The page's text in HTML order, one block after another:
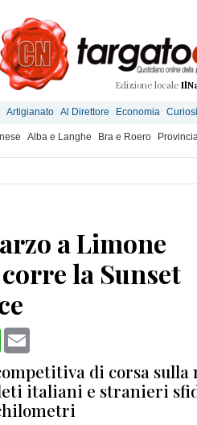
Edizione locale
Artigianato Al Direttore Economia
Alba e Langhe Bra e Roero
a Limone
la Sunset
WhatsApp
di corsa sulla
italiani e stranieri